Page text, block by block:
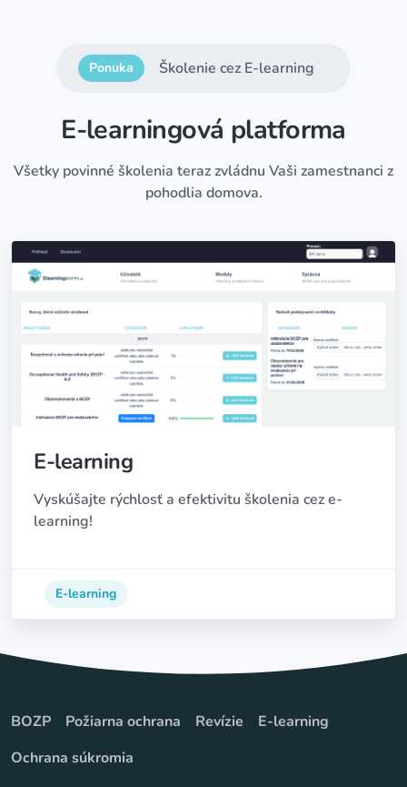
Ponuka Školenie cez E-learning
E-learningová platforma
Všetky povinné školenia teraz zvládnu Vaši zamestnanci z
pohodlia domova.
E-learning
Vyskúšajte rýchlosť a efektivitu školenia cez e-
learning!
E-learning
BOZP Požiarna ochrana Revízie
E-learning
Ochrana súkromia